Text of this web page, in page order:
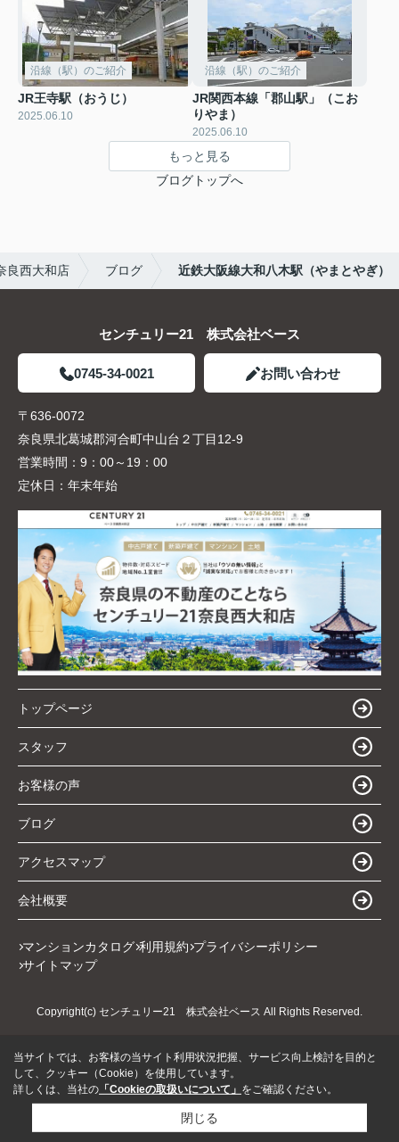
沿線（駅）のご紹介
JR王寺駅（おうじ）
2025.06.10
沿線（駅）のご紹介
JR関西本線「郡山駅」（こお
りやま）
2025.06.10
もっと見る
ブログトップへ
良西大和店 ブログ 近鉄大阪線大和八木駅（やまとやぎ）
センチュリー21 株式会社ベース
0745-34-0021 お問い合わせ
〒636-0072
奈良県北葛城郡河合町中山台２丁目12-9
営業時間： 9：00～19：00
定休日： 年末年始
トップページ
スタッフ
お客様の声
ブログ
アクセスマップ
会社概要
マンションカタログ 利用規約 プライバシーポリシー
サイトマップ
Copyright(c) センチュリー21 株式会社ベース All Rights Reserved.
当サイトでは、お客様の当サイト利用状況把握、サービス向上検討を目的と
して、クッキー（Cookie）を使用しています。
詳しくは、当社の 「Cookieの取扱いについて」 をご確認ください。
閉じる